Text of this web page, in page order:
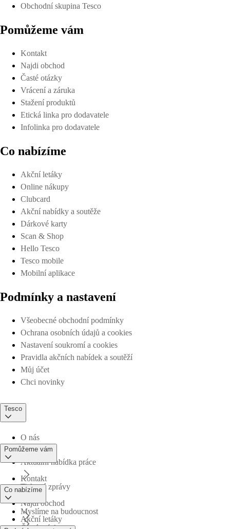
Obchodní skupina Tesco
Pomůžeme vám
Kontakt
Najdi obchod
Časté otázky
Vrácení a záruka
Stažení produktů
Etická linka pro dodavatele
Infolinka pro dodavatele
Co nabízíme
Akční letáky
Online nákupy
Clubcard
Akční nabídky a soutěže
Dárkové karty
Scan & Shop
Hello Tesco
Tesco mobile
Mobilní aplikace
Podmínky a nastavení
Všeobecné obchodní podmínky
Ochrana osobních údajů a cookies
Nastavení soukromí a cookies
Pravidla akčních nabídek a soutěží
Můj účet
Chci novinky
Tesco
O nás
Aktuální nabídka práce
Tiskové zprávy
Myslíme na budoucnost
Pomůžeme vám
Kontakt
Najdi obchod
Co nabízíme
Akční letáky